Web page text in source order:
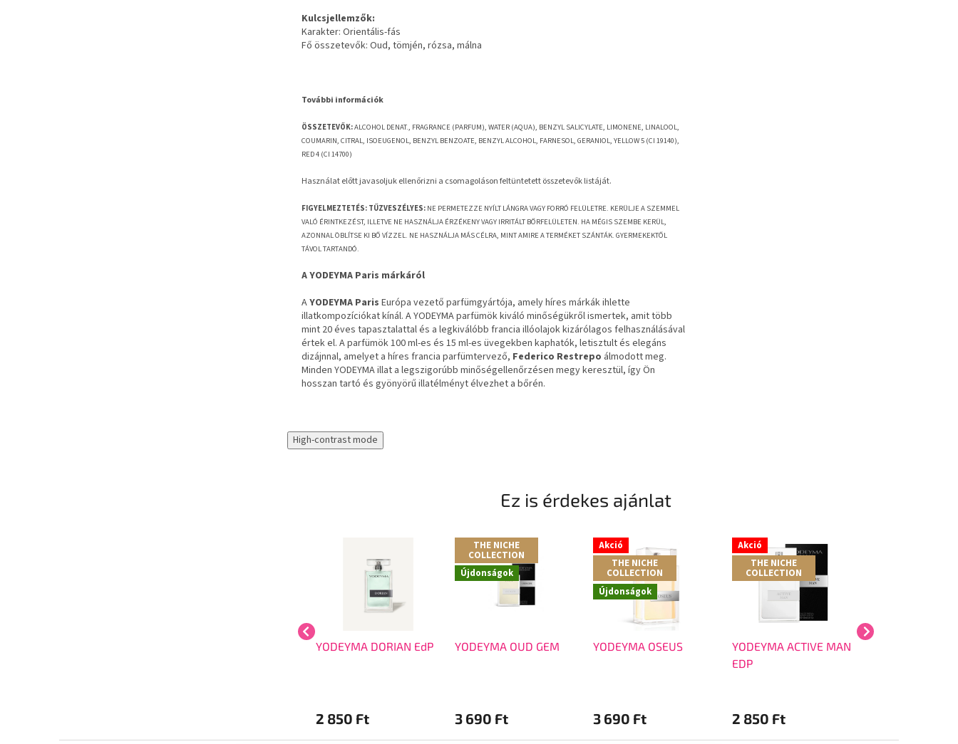
Kulcsjellemzők:
Karakter: Orientális-fás
Fő összetevők: Oud, tömjén, rózsa, málna
További információk
ÖSSZETEVŐK:ALCOHOL DENAT., FRAGRANCE (PARFUM), WATER (AQUA), BENZYL SALICYLATE, LIMONENE, LINALOOL,
COUMARIN, CITRAL, ISOEUGENOL, BENZYL BENZOATE, BENZYL ALCOHOL, FARNESOL, GERANIOL, YELLOW 5 (CI 19140),
RED 4 (CI 14700)
Használat előtt javasoljuk ellenőrizni a csomagoláson feltüntetett összetevők listáját.
FIGYELMEZTETÉS: TŰZVESZÉLYES: NE PERMETEZZE NYÍLT LÁNGRA VAGY FORRÓ FELÜLETRE. KERÜLJE A SZEMMEL
VALÓ ÉRINTKEZÉST, ILLETVE NE HASZNÁLJA ÉRZÉKENY VAGY IRRITÁLT BŐRFELÜLETEN. HA MÉGIS SZEMBE KERÜL,
AZONNAL ÖBLÍTSE KI BŐ VÍZZEL. NE HASZNÁLJA MÁS CÉLRA, MINT AMIRE A TERMÉKET SZÁNTÁK. GYERMEKEKTŐL
TÁVOL TARTANDÓ.
A YODEYMA Paris márkáról
AYODEYMA Paris Európa vezető parfümgyártója, amely híres márkák ihlette
illatkompozíciókat kínál. A YODEYMA parfümök kiváló minőségükről ismertek, amit több
mint 20 éves tapasztalattal és a legkiválóbb francia illóolajok kizárólagos felhasználásával
értek el. A parfümök 100 ml-es és 15 ml-es üvegekben kaphatók, letisztult és elegáns
dizájnnal, amelyet a híres francia parfümtervező, Federico Restrepo álmodott meg.
Minden YODEYMA illat a legszigorúbb minőségellenőrzésen megy keresztül, így Ön
hosszan tartó és gyönyörű illatélményt élvezhet a bőrén.
High-contrast mode
Ez is érdekes ajánlat
YODEYMA DORIAN EdP
2 850 Ft
THE NICHE
COLLECTION
Újdonságok
YODEYMA OUD GEM
3 690 Ft
Akció
THE NICHE
COLLECTION
Újdonságok
YODEYMA OSEUS
3 690 Ft
Akció
THE NICHE
COLLECTION
YODEYMA ACTIVE MAN
EDP
2 850 Ft